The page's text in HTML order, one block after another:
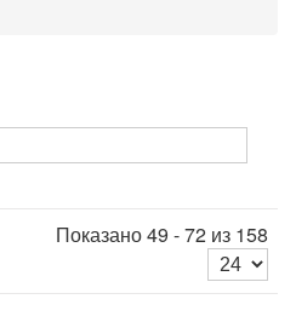
Показано 49 - 72 из 158